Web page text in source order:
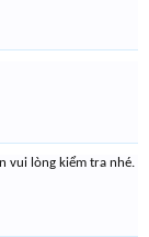
vui lòng kiểm tra nhé.